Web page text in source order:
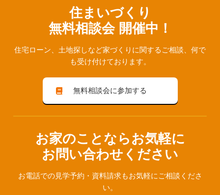
住まいづくり
無料相談会 開催中！
住宅ローン、⼟地探しなど家づくりに関するご相談、 何で
も受け付けております。
無料相談会に参加する
お家のことならお気軽に
お問い合わせください
お電話での見学予約・資料請求もお気軽にご相談くださ
い。